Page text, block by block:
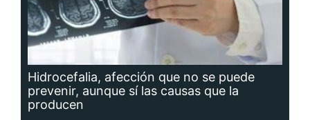
Hidrocefalia, afección que no se puede
prevenir, aunque sí las causas que la
producen